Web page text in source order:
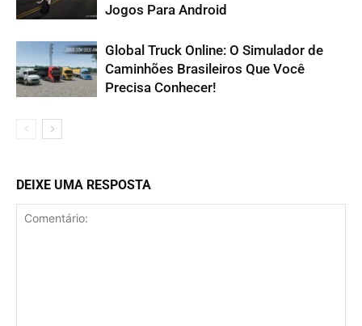
Jogos Para Android
Global Truck Online: O Simulador de
Caminhões Brasileiros Que Você
Precisa Conhecer!
DEIXE UMA RESPOSTA